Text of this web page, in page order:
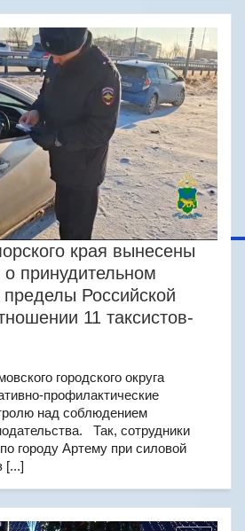
края вынесены
принудительном
Российской
11 таксистов-
городского округа
профилактические
над соблюдением
Так, сотрудники
городу Артему при силовой
[...]